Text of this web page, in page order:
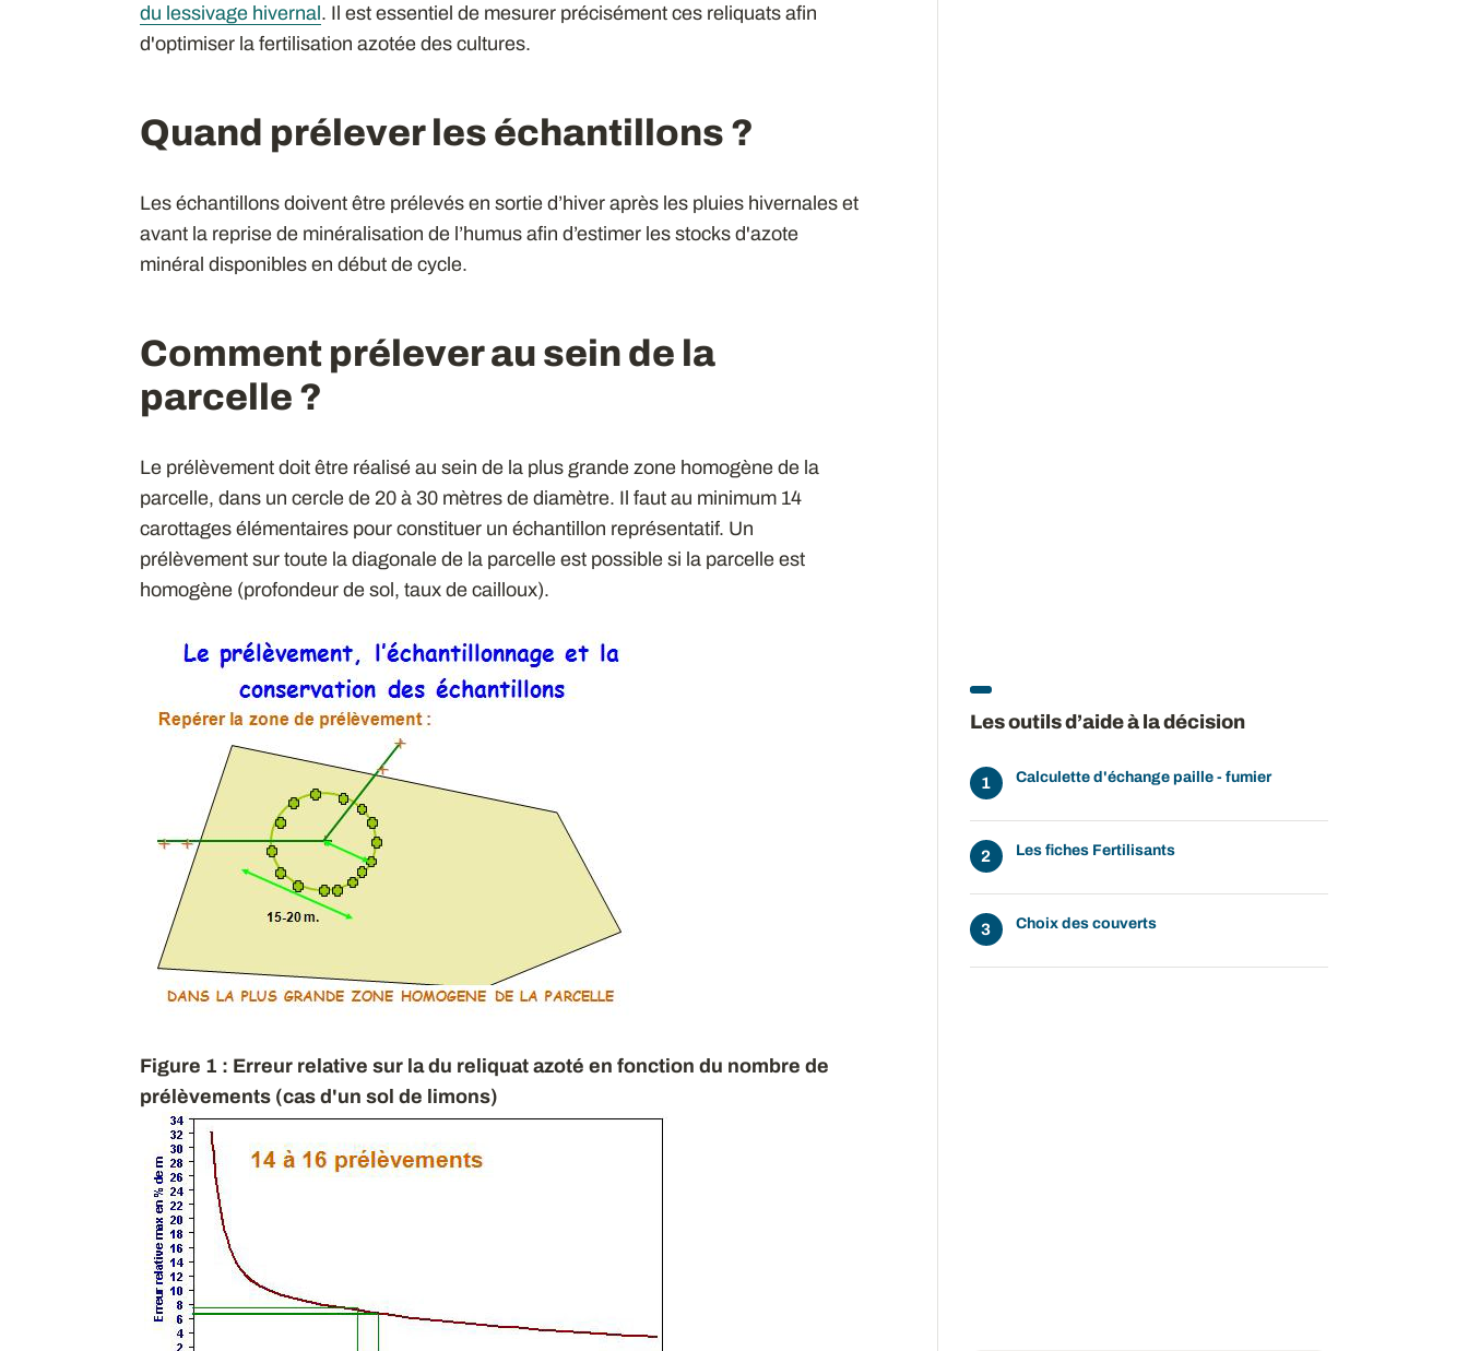
du lessivage hivernal. Il est essentiel de mesurer précisément ces reliquats afin
d'optimiser la fertilisation azotée des cultures.
Quand prélever les échantillons ?
Les échantillons doivent être prélevés en sortie d’hiver après les pluies hivernales et
avant la reprise de minéralisation de l’humus afin d’estimer les stocks d'azote
minéral disponibles en début de cycle.
Comment prélever au sein de la
parcelle ?
Le prélèvement doit être réalisé au sein de la plus grande zone homogène de la
parcelle, dans un cercle de 20 à 30 mètres de diamètre. Il faut au minimum 14
carottages élémentaires pour constituer un échantillon représentatif. Un
prélèvement sur toute la diagonale de la parcelle est possible si la parcelle est
homogène (profondeur de sol, taux de cailloux).
Figure 1 : Erreur relative sur la du reliquat azoté en fonction du nombre de
prélèvements (cas d'un sol de limons)
Les outils d’aide à la décision
Calculette d'échange paille - fumier
Les fiches Fertilisants
Choix des couverts